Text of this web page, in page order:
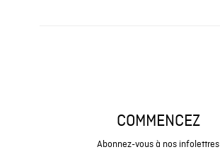
COMMENCEZ
Abonnez-vous à nos infolettres